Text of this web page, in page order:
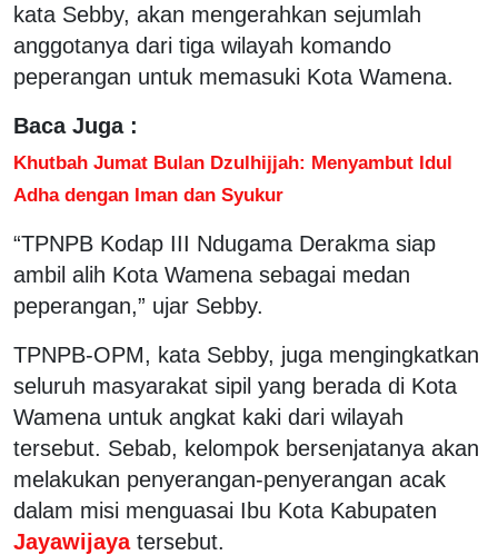
kata Sebby, akan mengerahkan sejumlah
anggotanya dari tiga wilayah komando
peperangan untuk memasuki Kota Wamena.
Baca Juga :
Khutbah Jumat Bulan Dzulhijjah: Menyambut Idul
Adha dengan Iman dan Syukur
“TPNPB Kodap III Ndugama Derakma siap
ambil alih Kota Wamena sebagai medan
peperangan,” ujar Sebby.
TPNPB-OPM, kata Sebby, juga mengingkatkan
seluruh masyarakat sipil yang berada di Kota
Wamena untuk angkat kaki dari wilayah
tersebut. Sebab, kelompok bersenjatanya akan
melakukan penyerangan-penyerangan acak
dalam misi menguasai Ibu Kota Kabupaten
Jayawijaya tersebut.